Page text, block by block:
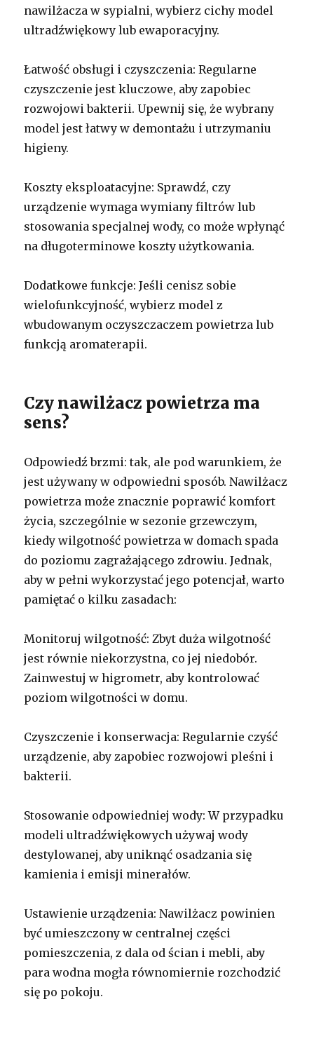
nawilżacza w sypialni, wybierz cichy model
ultradźwiękowy lub ewaporacyjny.
Łatwość obsługi i czyszczenia: Regularne
czyszczenie jest kluczowe, aby zapobiec
rozwojowi bakterii. Upewnij się, że wybrany
model jest łatwy w demontażu i utrzymaniu
higieny.
Koszty eksploatacyjne: Sprawdź, czy
urządzenie wymaga wymiany filtrów lub
stosowania specjalnej wody, co może wpłynąć
na długoterminowe koszty użytkowania.
Dodatkowe funkcje: Jeśli cenisz sobie
wielofunkcyjność, wybierz model z
wbudowanym oczyszczaczem powietrza lub
funkcją aromaterapii.
Czy nawilżacz powietrza ma
sens?
Odpowiedź brzmi: tak, ale pod warunkiem, że
jest używany w odpowiedni sposób. Nawilżacz
powietrza może znacznie poprawić komfort
życia, szczególnie w sezonie grzewczym,
kiedy wilgotność powietrza w domach spada
do poziomu zagrażającego zdrowiu. Jednak,
aby w pełni wykorzystać jego potencjał, warto
pamiętać o kilku zasadach:
Monitoruj wilgotność: Zbyt duża wilgotność
jest równie niekorzystna, co jej niedobór.
Zainwestuj w higrometr, aby kontrolować
poziom wilgotności w domu.
Czyszczenie i konserwacja: Regularnie czyść
urządzenie, aby zapobiec rozwojowi pleśni i
bakterii.
Stosowanie odpowiedniej wody: W przypadku
modeli ultradźwiękowych używaj wody
destylowanej, aby uniknąć osadzania się
kamienia i emisji minerałów.
Ustawienie urządzenia: Nawilżacz powinien
być umieszczony w centralnej części
pomieszczenia, z dala od ścian i mebli, aby
para wodna mogła równomiernie rozchodzić
się po pokoju.